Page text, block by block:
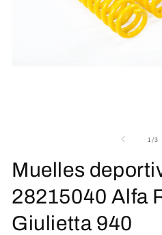
1 /de
3
Muelles
28215040 Alfa
Giulietta 940